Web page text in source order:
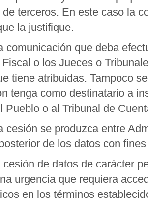
terceros. En este caso la
la justifique.
comunicación que deba
o los Jueces o
tiene atribuidas. Tampoco
tenga como destinatario a
Pueblo o al Tribunal de
cesión se produzca entre
de los datos con
de datos de carácter
urgencia que requiera
en los términos